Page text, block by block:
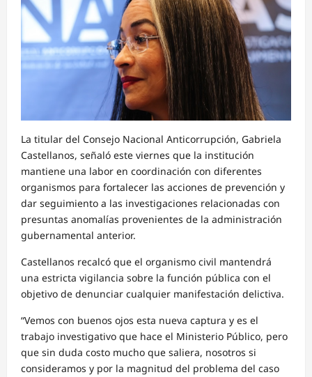
La titular del Consejo Nacional Anticorrupción, Gabriela
Castellanos, señaló este viernes que la institución
mantiene una labor en coordinación con diferentes
organismos para fortalecer las acciones de prevención y
dar seguimiento a las investigaciones relacionadas con
presuntas anomalías provenientes de la administración
gubernamental anterior.
Castellanos recalcó que el organismo civil mantendrá
una estricta vigilancia sobre la función pública con el
objetivo de denunciar cualquier manifestación delictiva.
“Vemos con buenos ojos esta nueva captura y es el
trabajo investigativo que hace el Ministerio Público, pero
que sin duda costo mucho que saliera, nosotros si
consideramos y por la magnitud del problema del caso